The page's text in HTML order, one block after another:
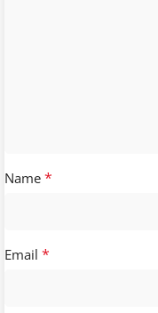
Name *
Email *